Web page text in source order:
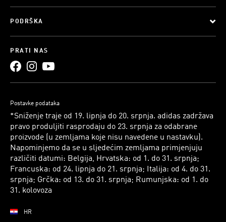
PODRŠKA
PRATI NAS
Postavke podataka
*Sniženje traje od 19. lipnja do 20. srpnja. adidas zadržava
pravo produljiti rasprodaju do 23. srpnja za odabrane
proizvode (u zemljama koje nisu navedene u nastavku).
Napominjemo da se u sljedećim zemljama primjenjuju
različiti datumi: Belgija, Hrvatska: od 1. do 31. srpnja;
Francuska: od 24. lipnja do 21. srpnja; Italija: od 4. do 31.
srpnja; Grčka: od 13. do 31. srpnja; Rumunjska: od 1. do
31. kolovoza
HR